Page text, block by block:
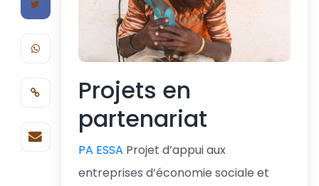
Projets en
partenariat
PA ESSA Projet d’appui aux
entreprises d’économie sociale et